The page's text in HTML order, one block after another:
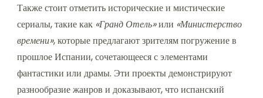
Также стоит отметить исторические и мистические
сериалы, такие как «Гранд Отель»или «Министерство
времени», которые предлагают зрителям погружение в
прошлое Испании, сочетающееся с элементами
фантастики или драмы. Эти проекты демонстрируют
разнообразие жанров и доказывают, что испанский